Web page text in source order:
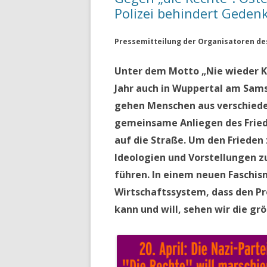
Polizei behindert
Pressemitteilung der Organisatoren
Unter dem Motto „Nie wieder
Jahr auch in Wuppertal am
gehen Menschen aus
gemeinsame Anliegen des
auf die Straße. Um den
Ideologien und Vorstellungen
führen. In einem neuen
Wirtschaftssystem, dass den
kann und will, sehen wir die